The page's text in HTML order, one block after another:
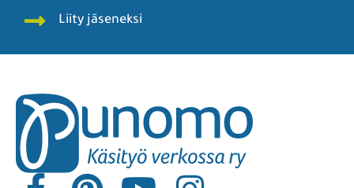
Liity jäseneksi